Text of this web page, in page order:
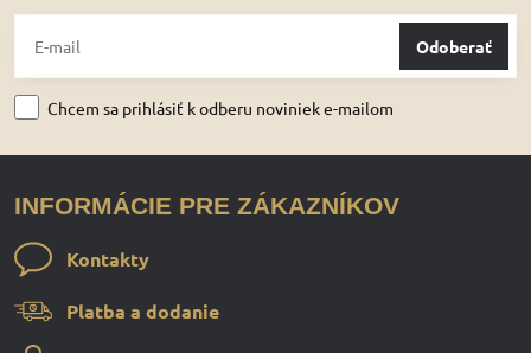
Odoberať
Chcem sa prihlásiť k odberu noviniek e-mailom
INFORMÁCIE PRE ZÁKAZNÍKOV
Kontakty
Platba a dodanie